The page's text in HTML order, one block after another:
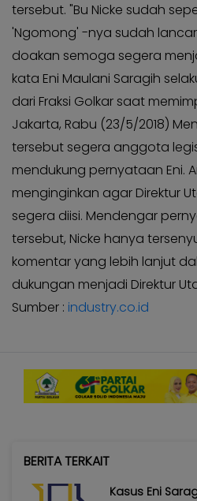
tersebut. "Bu Nicke sudah
'Ngomong' -nya sudah
doakan semoga segera
kata Eni Maulani Saragih
dari Fraksi Golkar saat
Jakarta, Rabu (23/5/2018)
tersebut segera anggota
mendukung pernyataan Eni.
menginginkan agar Direktur
segera diisi. Mendengar
tersebut, Nicke hanya
komentar yang lebih lanjut
dukungan menjadi Direktur
Sumber : industry.co.id
BERITA TERKAIT
Kasus Eni